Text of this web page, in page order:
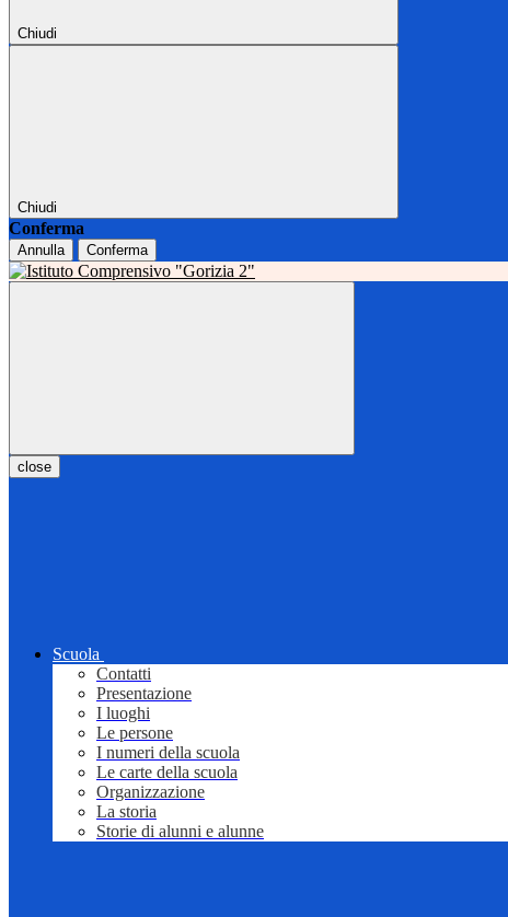
Chiudi
Chiudi
Conferma
Annulla Conferma
close
Scuola
Contatti
Presentazione
I luoghi
Le persone
I numeri della scuola
Le carte della scuola
Organizzazione
La storia
Storie di alunni e alunne